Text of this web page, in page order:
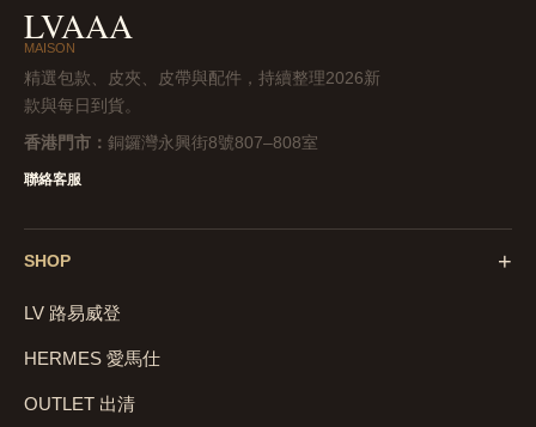
LVAAA
MAISON
精選包款、皮夾、皮帶與配件，持續整理2026新
款與每日到貨。
香港門市： 銅鑼灣永興街8號807–808室
聯絡客服
SHOP +
LV 路易威登
HERMES 愛馬仕
OUTLET 出清